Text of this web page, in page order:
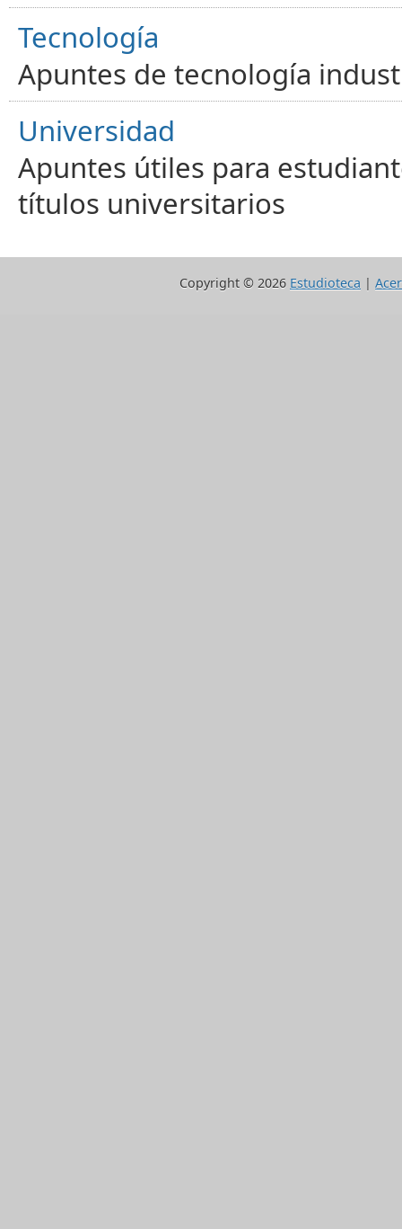
Tecnología
Apuntes de tecnología
Universidad
Apuntes útiles para
títulos universitarios
Copyright © 2026 Estudioteca |